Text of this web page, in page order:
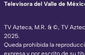
TV Azteca, M.R. & ©, TV
2025.
Queda prohibida la
Televisora del Valle de